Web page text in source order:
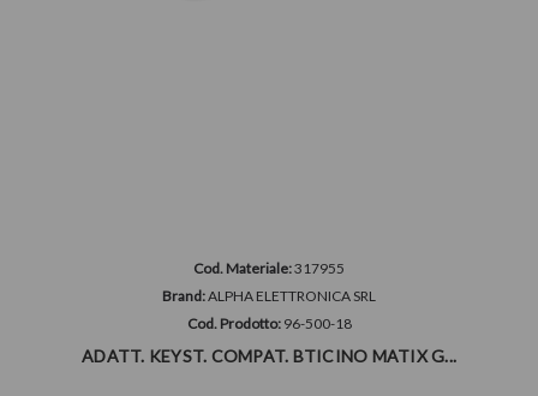
Cod. Materiale:317955
Brand:ALPHA ELETTRONICA SRL
Cod. Prodotto: 96-500-18
ADATT. KEYST. COMPAT. BTICINO MATIX G...